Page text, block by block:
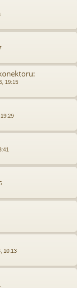
19:15
10:13